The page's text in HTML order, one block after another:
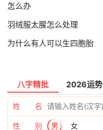
怎么办
羽绒服太腥怎么处理
为什么有人可以生四胞胎
八字精批 2026运势
姓 名
性 别 男 女